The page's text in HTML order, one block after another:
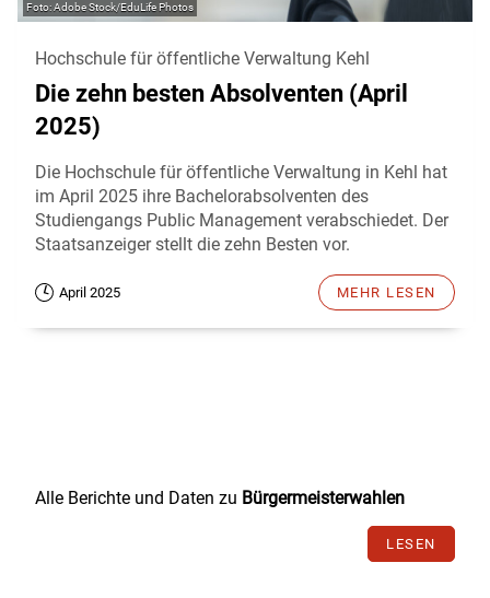
Alle Berichte und Daten zu Bürgermeisterwahlen
LESEN
Adobe Stock/EduLife Photos
Hochschule für öffentliche Verwaltung Kehl
Die zehn besten Absolventen (April
2025)
Die Hochschule für öffentliche Verwaltung in Kehl hat
im April 2025 ihre Bachelorabsolventen des
Studiengangs Public Management verabschiedet. Der
Staatsanzeiger stellt die zehn Besten vor.
April 2025 MEHR LESEN